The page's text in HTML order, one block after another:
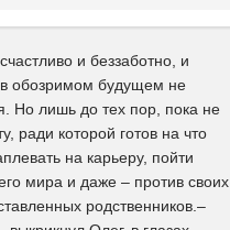
и беззаботно, и
обозримом будущем не
Но лишь до тех пор, пока не
ради которой готов на что
на карьеру, пойти
мира и даже – против своих
родственников.–